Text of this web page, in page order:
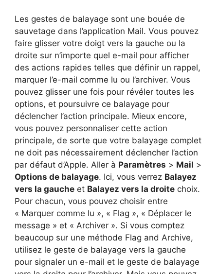
Les gestes de balayage sont une bouée de
sauvetage dans l’application Mail. Vous pouvez
faire glisser votre doigt vers la gauche ou la
droite sur n’importe quel e-mail pour afficher
des actions rapides telles que définir un rappel,
marquer l’e-mail comme lu ou l’archiver. Vous
pouvez glisser une fois pour révéler toutes les
options, et poursuivre ce balayage pour
déclencher l’action principale. Mieux encore,
vous pouvez personnaliser cette action
principale, de sorte que votre balayage complet
ne doit pas nécessairement déclencher l’action
par défaut d’Apple. Aller à Paramètres > Mail >
Options de balayage. Ici, vous verrez Balayez
vers la gauche et Balayez vers la droite choix.
Pour chacun, vous pouvez choisir entre
« Marquer comme lu », « Flag », « Déplacer le
message » et « Archiver ». Si vous comptez
beaucoup sur une méthode Flag and Archive,
utilisez le geste de balayage vers la gauche
pour signaler un e-mail et le geste de balayage